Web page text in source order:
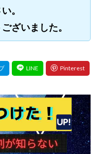
。
ざいました。